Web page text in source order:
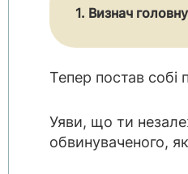
1. Визнач
Тепер постав собі
Уяви, що ти
обвинуваченого,